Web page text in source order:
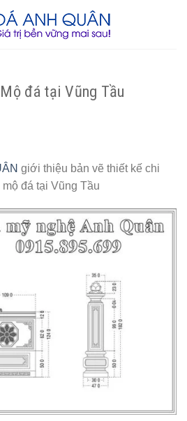
đá tại Vũng Tầu
giới thiệu bản vẽ thiết kế chi
đá tại Vũng Tầu